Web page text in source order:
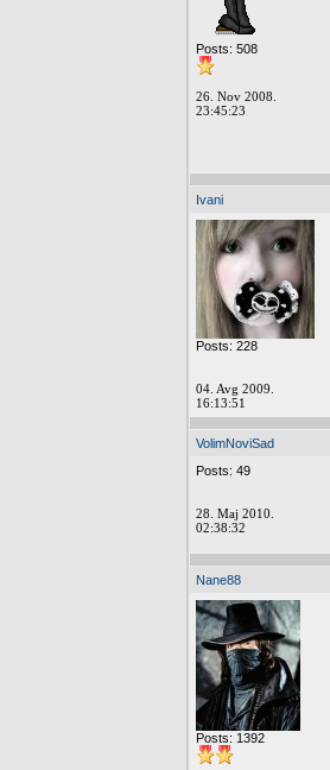
Posts: 508
26. Nov 2008.
23:45:23
Ivani
Posts: 228
04. Avg 2009.
16:13:51
VolimNoviSad
Posts: 49
28. Maj 2010.
02:38:32
Nane88
Posts: 1392